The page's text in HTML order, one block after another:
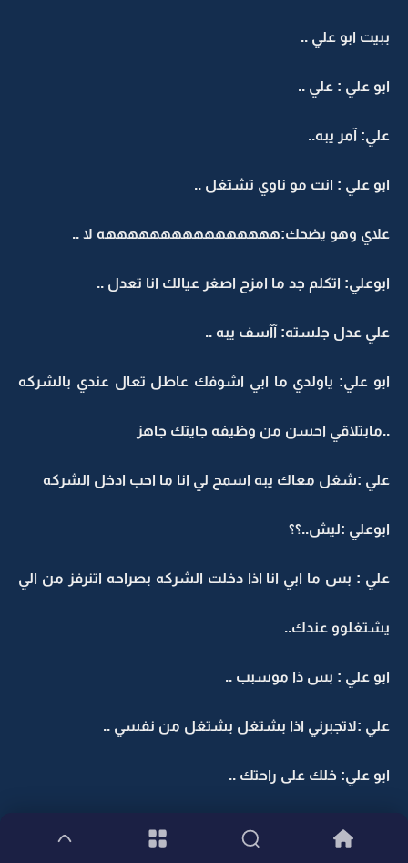
ببيت ابو علي ..
ابو علي : علي ..
علي: آمر يبه..
ابو علي : انت مو ناوي تشتغل ..
علاي وهو يضحك:ههههههههههههههههه لا ..
ابوعلي: اتكلم جد ما امزح اصغر عيالك انا تعدل ..
علي عدل جلسته: آآسف يبه ..
ابو علي: ياولدي ما ابي اشوفك عاطل تعال عندي بالشركه
..مابتلاقي احسن من وظيفه جايتك جاهز
علي :شغل معاك يبه اسمح لي انا ما احب ادخل الشركه
ابوعلي :ليش..؟؟
علي : بس ما ابي انا اذا دخلت الشركه بصراحه اتنرفز من الي
يشتغلوو عندك..
ابو علي : بس ذا موسبب ..
علي :لاتجبرني اذا بشتغل بشتغل من نفسي ..
ابو علي: خلك على راحتك ..